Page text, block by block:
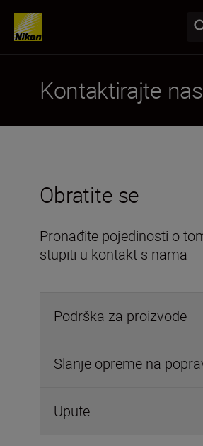
Kontaktirajte nas
Obratite se
Pronađite pojedinosti o
stupiti u kontakt s nama
Podrška za proizvode
Slanje opreme na
Upute